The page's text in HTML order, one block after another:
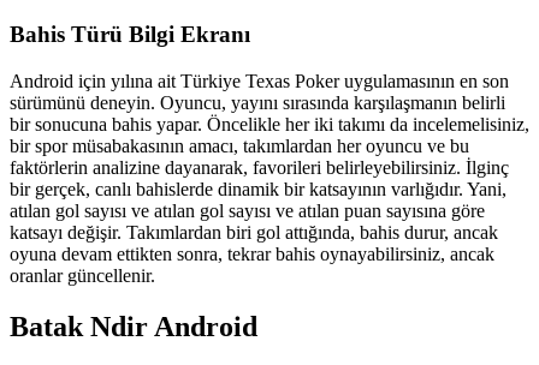
Bahis Türü Bilgi Ekranı
Android için yılına ait Türkiye Texas Poker uygulamasının en son
sürümünü deneyin. Oyuncu, yayını sırasında karşılaşmanın belirli
bir sonucuna bahis yapar. Öncelikle her iki takımı da incelemelisiniz,
bir spor müsabakasının amacı, takımlardan her oyuncu ve bu
faktörlerin analizine dayanarak, favorileri belirleyebilirsiniz. İlginç
bir gerçek, canlı bahislerde dinamik bir katsayının varlığıdır. Yani,
atılan gol sayısı ve atılan gol sayısı ve atılan puan sayısına göre
katsayı değişir. Takımlardan biri gol attığında, bahis durur, ancak
oyuna devam ettikten sonra, tekrar bahis oynayabilirsiniz, ancak
oranlar güncellenir.
Batak Ndir Android